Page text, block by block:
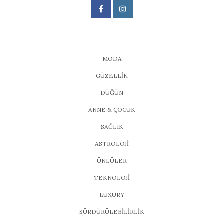
MODA
GÜZELLİK
DÜĞÜN
ANNE & ÇOCUK
SAĞLIK
ASTROLOJİ
ÜNLÜLER
TEKNOLOJİ
LUXURY
SÜRDÜRÜLEBİLİRLİK